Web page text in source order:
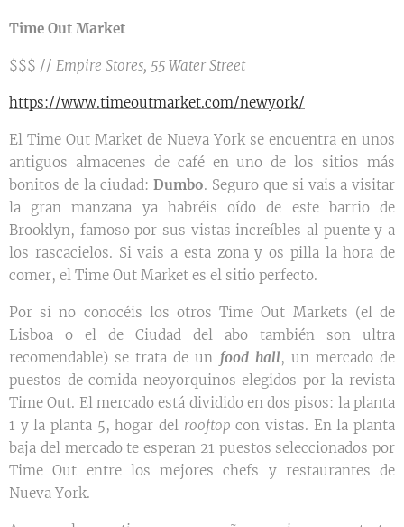
Time Out Market
$$$ // Empire Stores, 55 Water Street
https://www.timeoutmarket.com/newyork/
El Time Out Market de Nueva York se encuentra en unos
antiguos almacenes de café en uno de los sitios más
bonitos de la ciudad: Dumbo. Seguro que si vais a visitar
la gran manzana ya habréis oído de este barrio de
Brooklyn, famoso por sus vistas increíbles al puente y a
los rascacielos. Si vais a esta zona y os pilla la hora de
comer, el Time Out Market es el sitio perfecto.
Por si no conocéis los otros Time Out Markets (el de
Lisboa o el de Ciudad del abo también son ultra
recomendable) se trata de un food hall, un mercado de
puestos de comida neoyorquinos elegidos por la revista
Time Out. El mercado está dividido en dos pisos: la planta
1 y la planta 5, hogar del rooftop con vistas. En la planta
baja del mercado te esperan 21 puestos seleccionados por
Time Out entre los mejores chefs y restaurantes de
Nueva York.